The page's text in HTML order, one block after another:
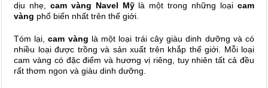
dịu nhẹ, cam vàng Navel Mỹlà một trong những loạicam
vàng phổ biến nhất trên thế giới.
Tóm lại,cam vàng là một loại trái cây giàu dinh dưỡng và có
nhiều loại được trồng và sản xuất trên khắp thế giới. Mỗi loại
cam vàng có đặc điểm và hương vị riêng, tuy nhiên tất cả đều
rất thơm ngon và giàu dinh dưỡng.